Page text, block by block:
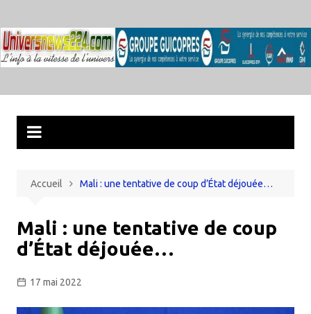
au
contenu
Accueil Mali : une tentative de coup d’État déjouée…
Mali : une tentative de coup
d’État déjouée…
17 mai 2022